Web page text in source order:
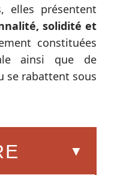
elles présentent
solidité et
constituées
ainsi que de
se rabattent sous